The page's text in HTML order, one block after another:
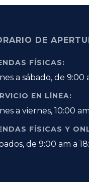
DE
FÍSICAS:
a sábado, de 9:00
EN LÍNEA:
a viernes, 10:00
FÍSICAS Y
de 9:00 am a